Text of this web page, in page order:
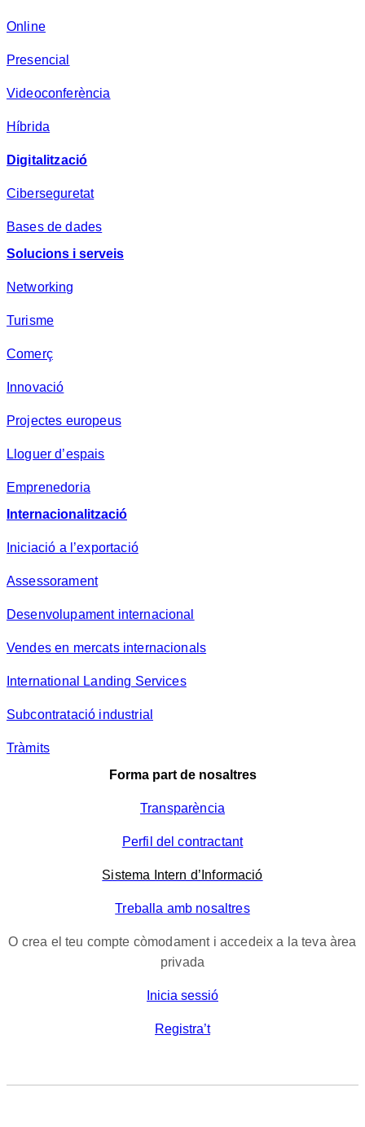
d
s
a
Online
Presencial
Videoconferència
Híbrida
Digitalització
Ciberseguretat
Bases de dades
Solucions i serveis
Networking
Turisme
Comerç
Innovació
Projectes europeus
Lloguer d’espais
Emprenedoria
Internacionalització
Iniciació a l’exportació
Assessorament
Desenvolupament internacional
Vendes en mercats internacionals
International Landing Services
Subcontratació industrial
Tràmits
Forma part de nosaltres
Transparència
Perfil del contractant
Sistema Intern d’Informació
Treballa amb nosaltres
O crea el teu compte còmodament i accedeix a la teva àrea
privada
Inicia sessió
Registra’t